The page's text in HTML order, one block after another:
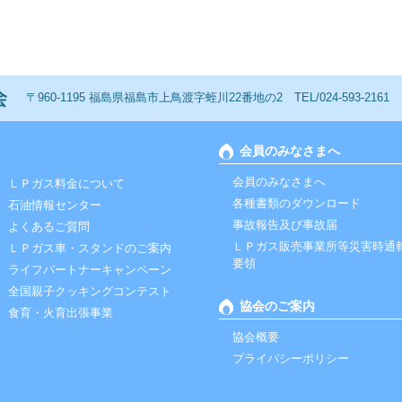
一般社団法人 福島ＬＰガス協会
〒960-1195 福島県福島市上鳥渡字蛭川22番地の2 TEL/024-593-2161
ＬＰガス料金について
石油情報センター
よくあるご質問
ＬＰガス車・スタンドのご案内
ライフパートナーキャンペーン
全国親子クッキングコンテスト
食育・火育出張事業
会員のみなさまへ
会員のみなさまへ
各種書類のダウンロード
事故報告及び事故届
ＬＰガス販売事業所等災害時通
要領
協会のご案内
協会概要
プライバシーポリシー